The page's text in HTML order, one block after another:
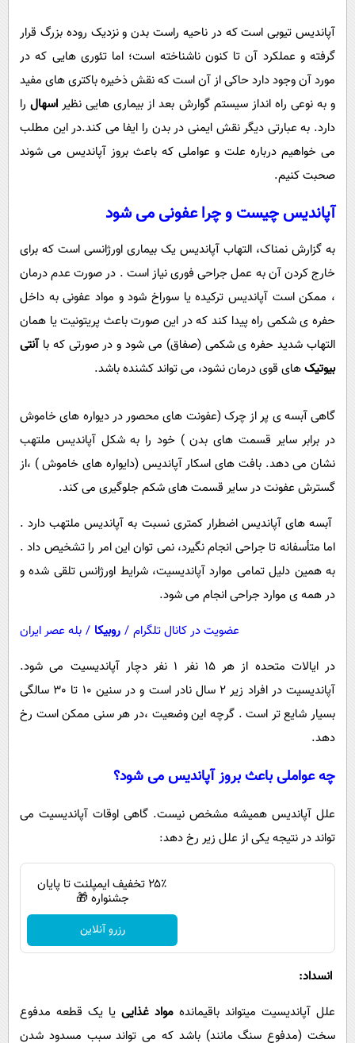
فناوری
محیط زیست
سلامت
بین الملل
اجتماعی
حیات وحش
سیاست خارجی
روانشناسی
آشپزی
آپاندیس تیوبی است که در ناحیه راست بدن و نزدیک روده بزرگ قرار
گرفته و عملکرد آن تا کنون ناشناخته است؛ اما تئوری هایی که در
مورد آن وجود دارد حاکی از آن است که نقش ذخیره باکتری های مفید
و به نوعی راه انداز سیستم گوارش بعد از بیماری هایی نظیر اسهالرا
دارد. به عبارتی دیگر نقش ایمنی در بدن را ایفا می کند.در این مطلب
می خواهیم درباره علت و عواملی که باعث بروز آپاندیس می شوند
صحبت کنیم.
آپاندیس چیست و چرا عفونی می شود
به گزارش نمناک، التهاب آپاندیس یک بیماری اورژانسی است که برای
خارج کردن آن به عمل جراحی فوری نیاز است . در صورت عدم درمان
، ممکن است آپاندیس ترکیده یا سوراخ شود و مواد عفونی به داخل
حفره ی شکمی راه پیدا کند که در این صورت باعث پریتونیت یا همان
التهاب شدید حفره ی شکمی (صفاق) می شود و در صورتی که باآنتی
بیوتیکهای قوی درمان نشود، می تواند کشنده باشد.
گاهی آبسه ی پر از چرک (عفونت های محصور در دیواره های خاموش
در برابر سایر قسمت های بدن ) خود را به شکل آپاندیس ملتهب
نشان می دهد. بافت های اسکار آپاندیس (دایواره های خاموش ) ،از
گسترش عفونت در سایر قسمت های شکم جلوگیری می کند.
آبسه های آپاندیس اضطرار کمتری نسبت به آپاندیس ملتهب دارد .
اما متأسفانه تا جراحی انجام نگیرد، نمی توان این امر را تشخیص داد .
به همین دلیل تمامی موارد آپاندیسیت، شرایط اورژانس تلقی شده و
در همه ی موارد جراحی انجام می شود.
عضویت در کانال تلگرام / روبیکا / بله عصر ایران
در ایالات متحده از هر 15 نفر 1 نفر دچار آپاندیسیت می شود.
آپاندیسیت در افراد زیر 2 سال نادر است و در سنین 10 تا 30 سالگی
بسیار شایع تر است . گرچه این وضعیت ،در هر سنی ممکن است رخ
دهد.
چه عواملی باعث بروز آپاندیس می شود؟
علل آپاندیس همیشه مشخص نیست. گاهی اوقات آپاندیسیت می
تواند در نتیجه یکی از علل زیر رخ دهد:
۲۵٪ تخفیف ایمپلنت تا پایان
جشنواره 🎁
رزرو آنلاین
انسداد:
علل آپاندیسیت میتواند باقیمانده مواد غذایی یا یک قطعه مدفوع
سخت (مدفوع سنگ مانند) باشد که می تواند سبب مسدود شدن